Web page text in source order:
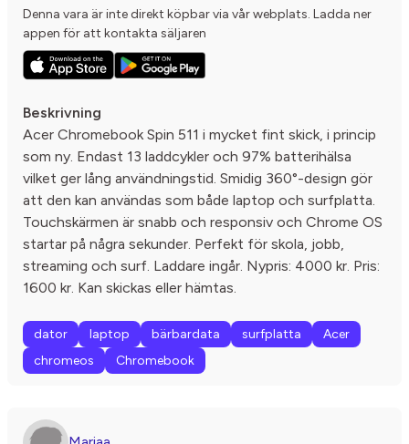
Denna vara är inte direkt köpbar via vår webplats. Ladda ner
appen för att kontakta säljaren
Beskrivning
Acer Chromebook Spin 511 i mycket fint skick, i princip
som ny. Endast 13 laddcykler och 97% batterihälsa
vilket ger lång användningstid. Smidig 360°-design gör
att den kan användas som både laptop och surfplatta.
Touchskärmen är snabb och responsiv och Chrome OS
startar på några sekunder. Perfekt för skola, jobb,
streaming och surf. Laddare ingår. Nypris: 4000 kr. Pris:
1600 kr. Kan skickas eller hämtas.
dator laptop bärbardata surfplatta
Acer
chromeos
Chromebook